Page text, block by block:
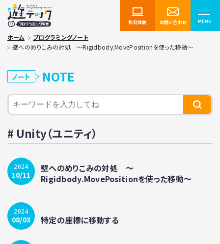
無料体験 お問い合わせ
ホーム
プログラミングノート
壁へのめりこみの対処 ～Rigidbody.MovePositionを使った移動～
ノート NOTE
Unity（ユニティ）
2024
10/11
壁へのめりこみの対処 ～
Rigidbody.MovePositionを使った移動～
2024
08/03 特定の座標に移動する